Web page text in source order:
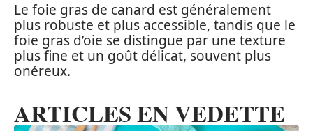
Le foie gras de canard est généralement
plus robuste et plus accessible, tandis que le
foie gras d’oie se distingue par une texture
plus fine et un goût délicat, souvent plus
onéreux.
ARTICLES EN VEDETTE